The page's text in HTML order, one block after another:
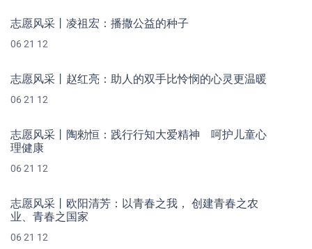
志愿风采丨凌祖宏：播撒公益的种子
06 21 12
志愿风采丨赵红亮：助人的双手比怜悯的心灵更温暖
06 21 12
志愿风采丨陶勑恒：践行行知大爱精神 呵护儿童心
理健康
06 21 12
志愿风采丨欧阳清芳：以青春之我， 创建青春之农
业、青春之国家
06 21 12